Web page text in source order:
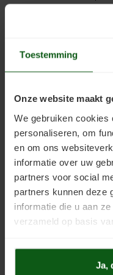
Toestemming
Onze website maakt
We gebruiken cookies
personaliseren, om
en om ons
informatie over uw
partners voor social
partners kunnen deze
informatie die u aan
verzameld op basis
Ja,
afwerklaag. Deze
goed zitten, ook verkleurt
kunnen uitharden. Dit is
al meubels en dergelijke
toplaag dan beschadigt.
De werkzaamheden
Het eindresultaat mag er
Gekozen kleur
kleurenwaaier.